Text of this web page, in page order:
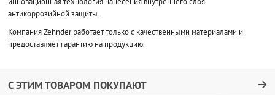
антикоррозийной защиты.
Компания Zehnder работает только с качественными материалами и
предоставляет гарантию на продукцию.
С ЭТИМ ТОВАРОМ ПОКУПАЮТ